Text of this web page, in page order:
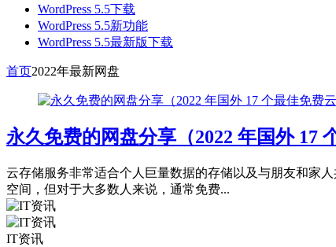
WordPress 5.5下载
WordPress 5.5新功能
WordPress 5.5最新版下载
首页2022年最新网盘
永久免费的网盘分享（2022 年国外 17
云存储服务非常适合个人巨量数据的存储以及与朋友和家
空间，但对于大多数人来说，通常免费...
IT资讯